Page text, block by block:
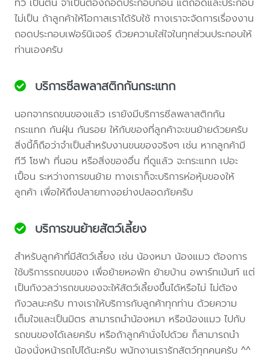
ไม่เป็น ถ้าลูกค้าให้โอกาสเราได้รับใช้ ทางเราจะจัดการเรื่องงาน
ถอดประกอบเฟอร์นิเจอร์ ด้วยความใส่ใจในทุกส่วนประกอบให้
ท่านเองครับ
บริการซีลพลาสติกกันกระแทก
นอกจากรถขนของแล้ว เรายังมีบริการซีลพลาสติกกัน
กระแทก กันฝุ่น กันรอย ให้กับของที่ลูกค้าจะขนย้ายด้วยครับ
สิ่งนี้ก็ถือว่าจำเป็นสำหรับงานขนของจริงๆ เช่น หากลูกค้ามี
ทีวี โซฟา ที่นอน หรือสิ่งของอื่น ที่ดูแล้ว จะกระแทก เปอะ
เปื้อน ระหว่างการขนย้าย ทางเราก็จะบริการห่อหุ้มของให้
ลูกค้า เพื่อให้ถึงปลายทางอย่างปลอดภัยครับ
บริการขนย้ายสัตว์เลี้ยง
สำหรับลูกค้าที่มีสัตว์เลี้ยง เช่น น้องหมา น้องแมว ต้องการ
ใช้บริการรถขนของ เพื่อย้ายหอพัก ย้ายบ้าน อพาร์ทเม้นท์ แต่
เป็นกังวลว่ารถขนของจะให้สัตว์เลี้ยงขึ้นได้หรือไม่ ไม่ต้อง
กังวลนะครับ ทางเราให้บริการกับลูกค้าทุกท่าน ด้วยความ
เต็มใจและเป็นมิตร สามารถนำน้องหมา หรือน้องแมว ไปกับ
รถขนของได้เลยครับ หรือถ้าลูกค้านั่งไปด้วย ก็สามารถนำ
น้องนั่งหน้ารถไปได้นะครับ พนักงานเรารักสัตว์ทุกคนครับ ^^